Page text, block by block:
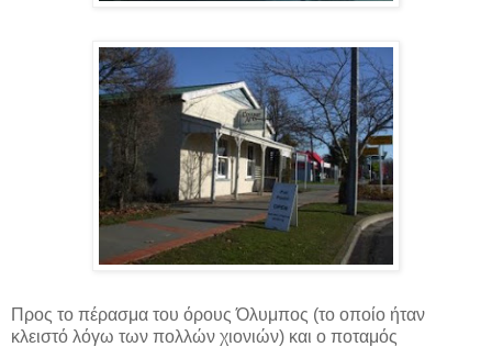
Προς το πέρασμα του όρους Όλυμπος (το οποίο ήταν
κλειστό λόγω των πολλών χιονιών) και ο ποταμός